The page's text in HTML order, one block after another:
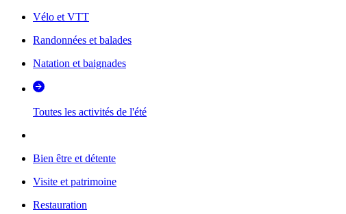
Vélo et VTT
Randonnées et balades
Natation et baignades
Toutes les activités de l'été
Bien être et détente
Visite et patrimoine
Restauration